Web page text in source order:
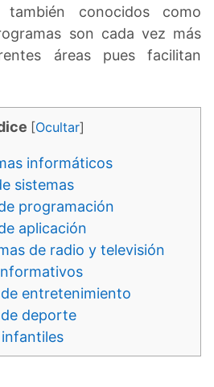
también conocidos como
son cada vez más
áreas pues facilitan
[Ocultar]
informáticos
sistemas
programación
aplicación
de radio y televisión
entretenimiento
deporte